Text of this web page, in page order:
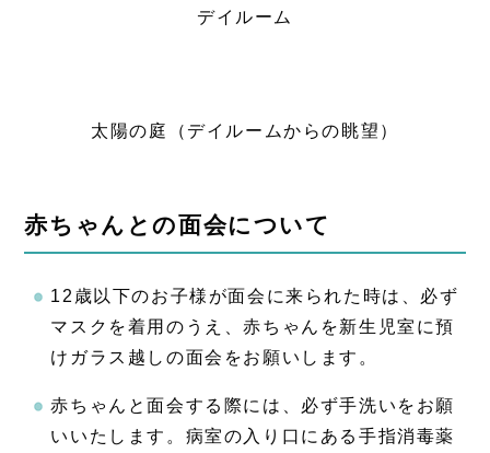
デイルーム
太陽の庭（デイルームからの眺望）
赤ちゃんとの面会について
12歳以下のお子様が面会に来られた時は、必ず
マスクを着用のうえ、赤ちゃんを新生児室に預
けガラス越しの面会をお願いします。
赤ちゃんと面会する際には、必ず手洗いをお願
いいたします。病室の入り口にある手指消毒薬